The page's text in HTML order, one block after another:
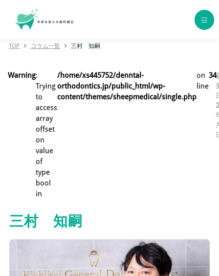
歯科矯正の種類
エリア別おすすめクリニック
年代別おすすめクリニック
用語集
よくある質問
TOP コラム一覧 三村 知嗣
Warning:
Trying
to
access
array
offset
on
value
of
type
bool
in
/home/xs445752/denntal-
orthodontics.jp/public_html/wp-
content/themes/sheepmedical/single.php
on
line
34
三村 知嗣